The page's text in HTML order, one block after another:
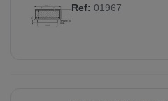
Ref: 01967